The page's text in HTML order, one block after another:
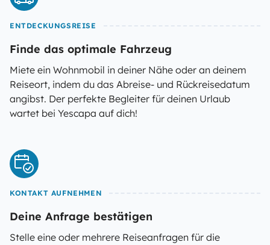
ENTDECKUNGSREISE
Finde das optimale Fahrzeug
Miete ein Wohnmobil in deiner Nähe oder an deinem
Reiseort, indem du das Abreise- und Rückreisedatum
angibst. Der perfekte Begleiter für deinen Urlaub
wartet bei Yescapa auf dich!
KONTAKT AUFNEHMEN
Deine Anfrage bestätigen
Stelle eine oder mehrere Reiseanfragen für die